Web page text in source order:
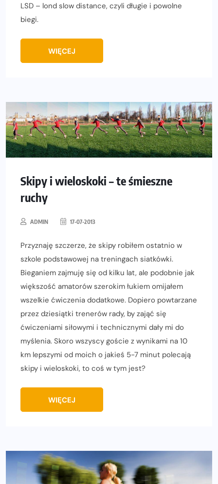
LSD – lond slow distance, czyli długie i powolne
biegi.
WIĘCEJ
Skipy i wieloskoki – te śmieszne
ruchy
ADMIN 17-07-2013
Przyznaję szczerze, że skipy robiłem ostatnio w
szkole podstawowej na treningach siatkówki.
Bieganiem zajmuję się od kilku lat, ale podobnie jak
większość amatorów szerokim łukiem omijałem
wszelkie ćwiczenia dodatkowe. Dopiero powtarzane
przez dziesiątki trenerów rady, by zająć się
ćwiczeniami siłowymi i technicznymi dały mi do
myślenia. Skoro wszyscy goście z wynikami na 10
km lepszymi od moich o jakieś 5-7 minut polecają
skipy i wieloskoki, to coś w tym jest?
WIĘCEJ